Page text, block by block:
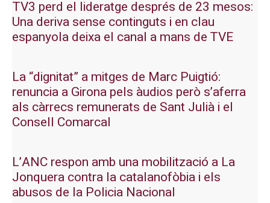
TV3 perd el lideratge després de 23 mesos:
Una deriva sense continguts i en clau
espanyola deixa el canal a mans de TVE
La “dignitat” a mitges de Marc Puigtió:
renuncia a Girona pels àudios però s’aferra
als càrrecs remunerats de Sant Julià i el
Consell Comarcal
L’ANC respon amb una mobilització a La
Jonquera contra la catalanofòbia i els
abusos de la Policia Nacional